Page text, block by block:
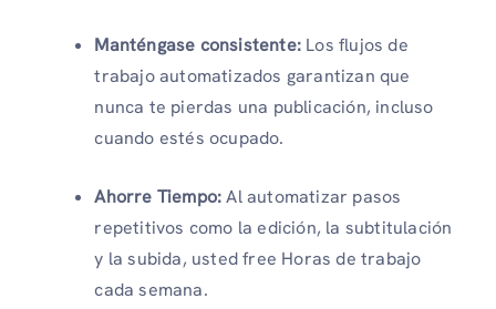
Manténgase consistente: Los flujos de
trabajo automatizados garantizan que
nunca te pierdas una publicación, incluso
cuando estés ocupado.
Ahorre Tiempo:Al automatizar pasos
repetitivos como la edición, la subtitulación
y la subida, usted free Horas de trabajo
cada semana.